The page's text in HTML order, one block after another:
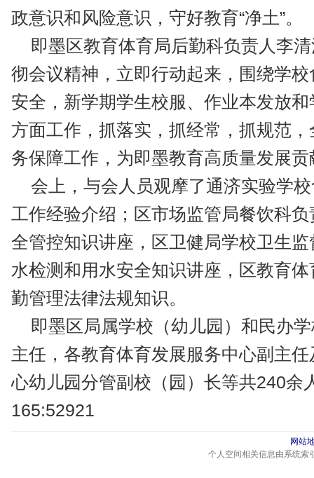
政意识和风险意识，守好教育“净土”。
即墨区教育体育局后勤科负责人李
彻会议精神，立即行动起来，围绕学
安全，新学期学生校服、作业本发放
方面工作，抓落实，抓经常，抓规范
务保障工作，为即墨教育高质量发展
会上，与会人员观摩了通济实验学
工作经验介绍；区市场监管局餐饮科
全管控知识讲座，区卫健局学校卫生
水检测和用水安全知识讲座，区教育
勤管理法律法规知识。
即墨区局属学校（幼儿园）和民办
主任，各教育体育发展服务中心副主
心幼儿园分管副校（园）长等共240余
165:52921
网站
个人空间相关信息由系统索